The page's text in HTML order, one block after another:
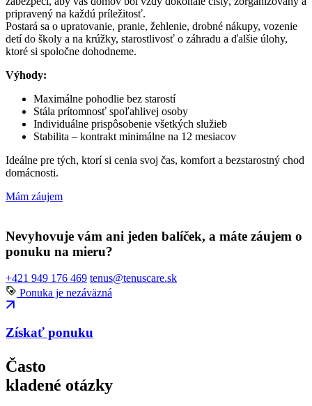
pripravený na každú príležitosť.
Postará sa o upratovanie, pranie, žehlenie, drobné nákupy, vozenie
detí do školy a na krúžky, starostlivosť o záhradu a ďalšie úlohy,
ktoré si spoločne dohodneme.
Výhody:
Maximálne pohodlie bez starostí
Stála prítomnosť spoľahlivej osoby
Individuálne prispôsobenie všetkých služieb
Stabilita – kontrakt minimálne na 12 mesiacov
Ideálne pre tých, ktorí si cenia svoj čas, komfort a bezstarostný chod
domácnosti.
Mám záujem
Nevyhovuje vám ani jeden balíček, a máte záujem o
ponuku na mieru?
+421 949 176 469 tenus@tenuscare.sk
Ponuka je nezáväzná
Získať ponuku
Často
kladené otázky